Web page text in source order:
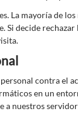
La mayoría de
Si decide
contra el
en un
nuestros